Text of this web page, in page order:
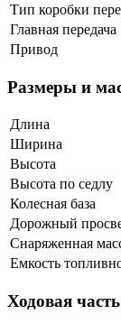
Тип коробки
Главная передача
Привод
Размеры и
Длина
Ширина
Высота
Высота по седлу
Колесная база
Дорожный
Снаряженная
Емкость
Ходовая